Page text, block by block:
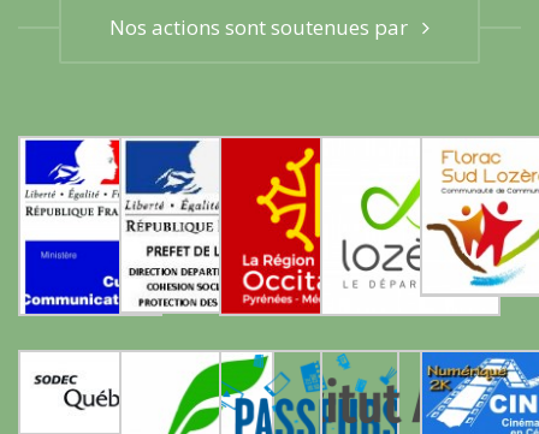
Nos actions sont soutenues par